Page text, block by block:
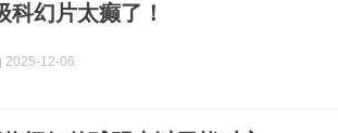
科幻片太癫了！
2025-12-06